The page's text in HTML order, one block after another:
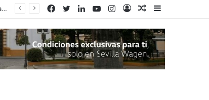
Barra
Publicación
azar
Acceso
Instagram
YouTube
LinkedIn
Twitter
Facebook